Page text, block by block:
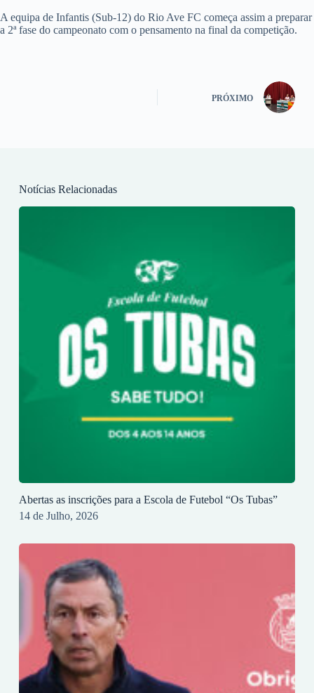
A equipa de Infantis (Sub-12) do Rio Ave FC começa assim a preparar
a 2ª fase do campeonato com o pensamento na final da competição.
PRÓXIMO
Notícias Relacionadas
Abertas as inscrições para a Escola de Futebol “Os Tubas”
14 de Julho, 2026